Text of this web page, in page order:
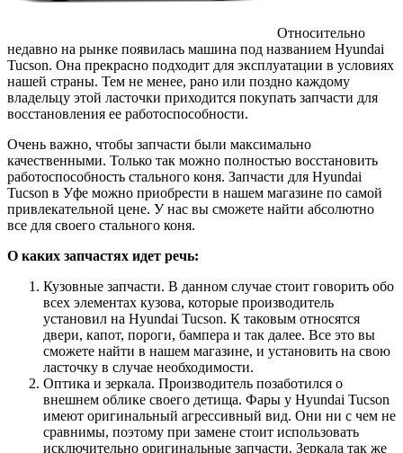
Относительно
недавно на рынке появилась машина под названием Hyundai
Tucson. Она прекрасно подходит для эксплуатации в условиях
нашей страны. Тем не менее, рано или поздно каждому
владельцу этой ласточки приходится покупать запчасти для
восстановления ее работоспособности.
Очень важно, чтобы запчасти были максимально
качественными. Только так можно полностью восстановить
работоспособность стального коня. Запчасти для Hyundai
Tucson в Уфе можно приобрести в нашем магазине по самой
привлекательной цене. У нас вы сможете найти абсолютно
все для своего стального коня.
О каких запчастях идет речь:
Кузовные запчасти. В данном случае стоит говорить обо
всех элементах кузова, которые производитель
установил на Hyundai Tucson. К таковым относятся
двери, капот, пороги, бампера и так далее. Все это вы
сможете найти в нашем магазине, и установить на свою
ласточку в случае необходимости.
Оптика и зеркала. Производитель позаботился о
внешнем облике своего детища. Фары у Hyundai Tucson
имеют оригинальный агрессивный вид. Они ни с чем не
сравнимы, поэтому при замене стоит использовать
исключительно оригинальные запчасти. Зеркала так же